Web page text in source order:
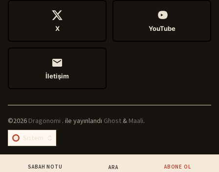
X YouTube
İletişim
©2026Dragonomi .ile yayınlandı Ghost&Maali.
SABAH NOTU ARA ABONE OL